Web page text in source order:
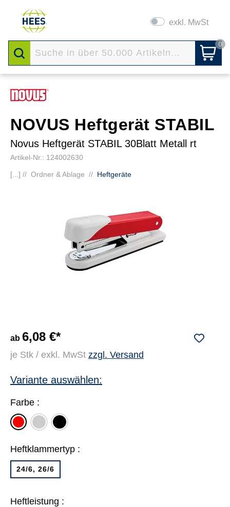
exkl. MwSt
0
NOVUS Heftgerät STABIL
Novus Heftgerät STABIL 30Blatt Metall rt
Artikel-Nr.: 124002630
[...] // Ordner & Ablage // Heftgeräte
ab 6,08 €*
je Stk / exkl. MwSt zzgl. Versand
Variante auswählen:
Farbe :
rot grau schwarz
Heftklammertyp :
24/6, 26/6
Heftleistung :